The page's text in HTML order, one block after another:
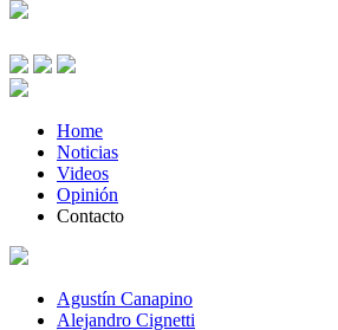
Home
Noticias
Videos
Opinión
Contacto
Agustín Canapino
Alejandro Cignetti